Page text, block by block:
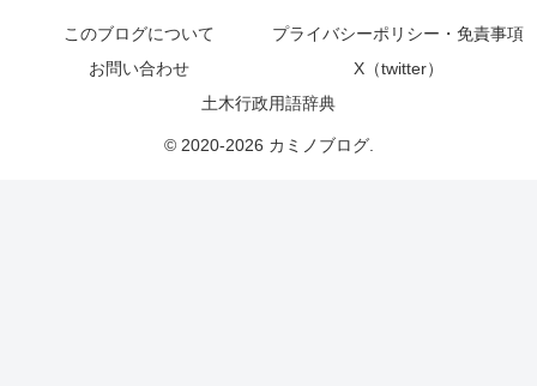
このブログについて
プライバシーポリシー・免責事項
お問い合わせ
X（twitter）
土木行政用語辞典
© 2020-2026 カミノブログ.